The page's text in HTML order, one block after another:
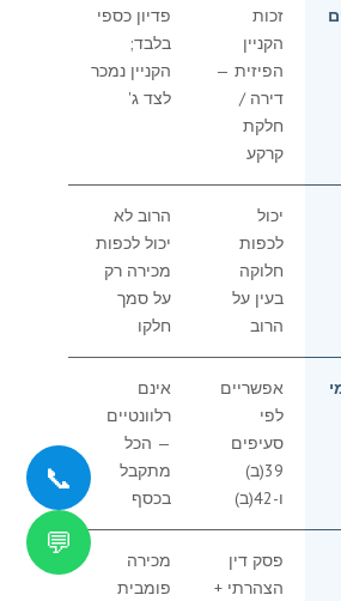
זכות
הקניין
הפיזית —
דירה /
חלקת
קרקע
פדיון כספי
בלבד;
הקניין נמכר
לצד ג'
יכול
לכפות
חלוקה
בעין על
הרוב
הרוב לא
יכול לכפות
מכירה רק
על סמך
חלקו
אפשריים
לפי
סעיפים
39(ב)
ו-42(ב)
אינם
רלוונטיים
— הכל
מתקבל
בכסף
פסק דין
הצהרתי +
מכירה
פומבית
📞
💬